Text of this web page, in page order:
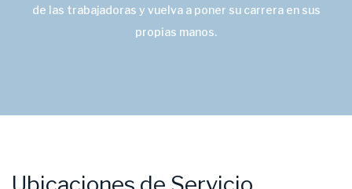
de las trabajadoras y vuelva a poner su carrera en sus
propias manos.